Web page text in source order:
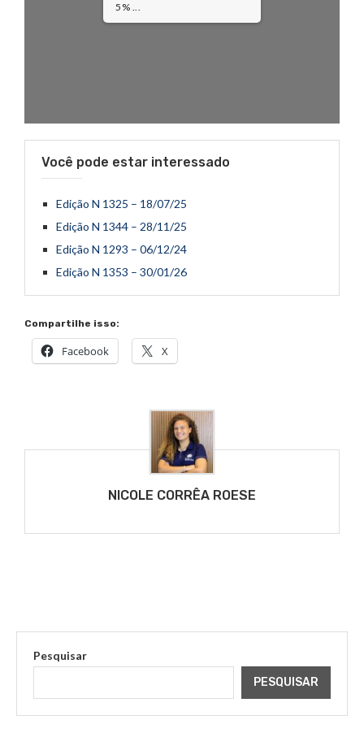
5% ...
Você pode estar interessado
Edição N 1325 – 18/07/25
Edição N 1344 – 28/11/25
Edição N 1293 – 06/12/24
Edição N 1353 – 30/01/26
Compartilhe isso:
Facebook X
NICOLE CORRÊA ROESE
Pesquisar
PESQUISAR